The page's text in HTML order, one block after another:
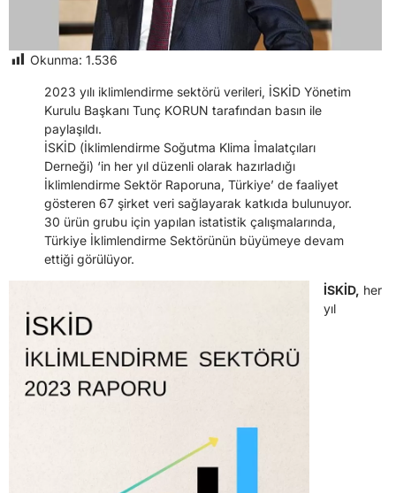
Okunma: 1.536
2023 yılı iklimlendirme sektörü verileri, İSKİD Yönetim
Kurulu Başkanı Tunç KORUN tarafından basın ile
paylaşıldı.
İSKİD (İklimlendirme Soğutma Klima İmalatçıları
Derneği) ‘in her yıl düzenli olarak hazırladığı
İklimlendirme Sektör Raporuna, Türkiye’ de faaliyet
gösteren 67 şirket veri sağlayarak katkıda bulunuyor.
30 ürün grubu için yapılan istatistik çalışmalarında,
Türkiye İklimlendirme Sektörünün büyümeye devam
ettiği görülüyor.
İSKİD, her
yıl